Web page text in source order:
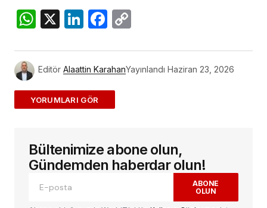
WhatsApp
X LinkedIn
Facebook
Editör Alaattin KarahanYayınlandı Haziran 23, 2026
ADD A COMMENT
E-posta adresiniz yayınlanmayacak.
alanlar*ile işaretlenmişlerdir
Yorum
Bültenimize abone olun,
Gündemden haberdar olun!
ABONE
OLUN